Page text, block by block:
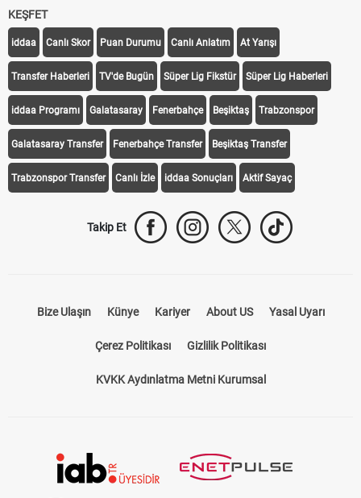
KEŞFET
iddaa Canlı Skor Puan Durumu Canlı Anlatım At Yarışı
Transfer Haberleri TV'de Bugün Süper Lig Fikstür Süper Lig Haberleri
iddaa Programı Galatasaray Fenerbahçe Beşiktaş Trabzonspor
Galatasaray Transfer Fenerbahçe Transfer Beşiktaş Transfer
Trabzonspor Transfer Canlı İzle iddaa Sonuçları Aktif Sayaç
Takip Et
Bize Ulaşın Künye Kariyer About US Yasal Uyarı
Çerez Politikası Gizlilik Politikası
KVKK Aydınlatma Metni Kurumsal